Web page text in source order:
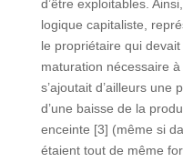
d’être exploitables.
logique capitaliste,
le propriétaire qui devait
maturation nécessaire
s’ajoutait d’ailleurs une
d’une baisse de la
enceinte [3] (même si
étaient tout de même